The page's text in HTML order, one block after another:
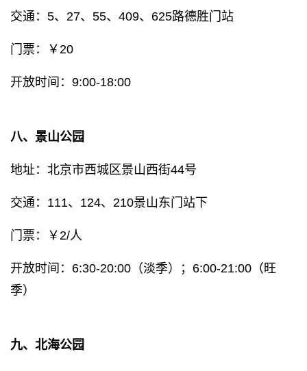
交通：5、27、55、409、625路德胜门站
门票：￥20
开放时间：9:00-18:00
八、景山公园
地址：北京市西城区景山西街44号
交通：111、124、210景山东门站下
门票：￥2/人
开放时间：6:30-20:00（淡季）；6:00-21:00（旺
季）
九、北海公园